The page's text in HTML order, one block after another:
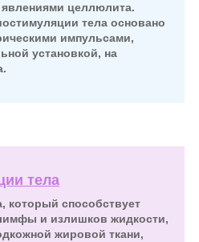
целлюлита.
тела основано
импульсами,
установкой, на
тела
который способствует
и излишков жидкости,
жировой ткани,